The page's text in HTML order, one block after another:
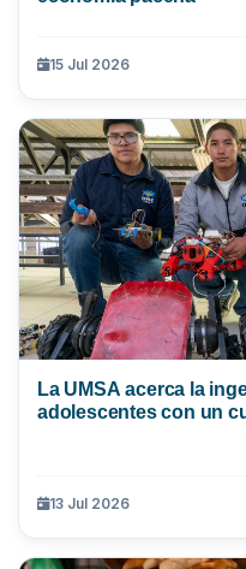
15 Jul 2026
La UMSA acerca la
adolescentes con un
13 Jul 2026